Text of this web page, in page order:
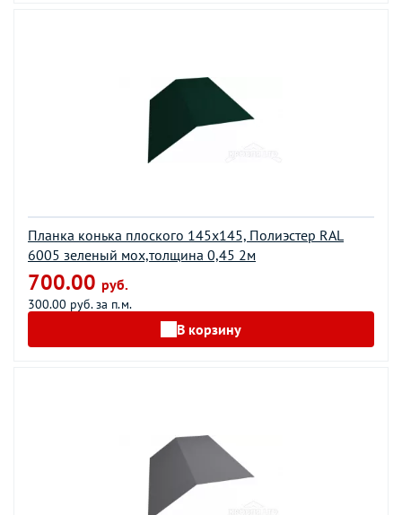
Планка конька плоского 145х145, Полиэстер RAL
6005 зеленый мох,толщина 0,45 2м
700.00 руб.
300.00 руб. за п.м.
В корзину